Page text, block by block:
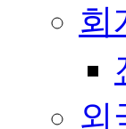
회
외